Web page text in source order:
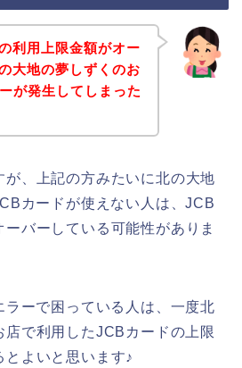
利用上限金額がオー
大地の夢しずくのお
が発生してしまった
、上記の方みたいに北の大地
カードが使えない人は、JCB
バーしている可能性がありま
ーで困っている人は、一度北
店で利用したJCBカードの上限
よいと思います♪